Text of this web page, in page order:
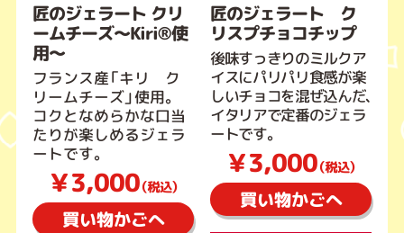
匠のジェラート クリ
ームチーズ～Kiri®使
用～
フランス産「キリ ク
リームチーズ」使用。
コクとなめらかな口当
たりが楽しめるジェラ
ートです。
￥3,000（税込）
買い物かごへ
匠のジェラート ク
リスプチョコチップ
後味すっきりのミルクア
イスにパリパリ食感が楽
しいチョコを混ぜ込んだ、
イタリアで定番のジェラ
ートです。
￥3,000（税込）
買い物かごへ